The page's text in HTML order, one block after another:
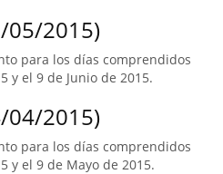
05/2015)
para los días comprendidos
y el 9 de Junio de 2015.
04/2015)
para los días comprendidos
y el 9 de Mayo de 2015.